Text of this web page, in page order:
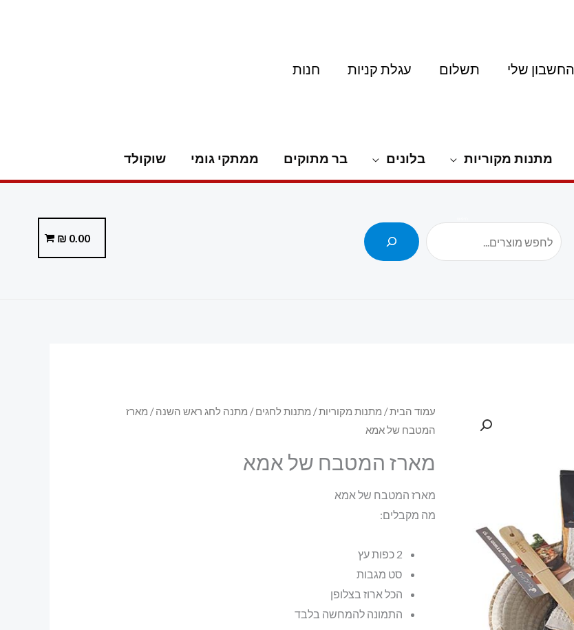
החשבון שלי תשלום עגלת קניות חנות
מתנות מקוריות בלונים בר מתוקים ממתקי גומי שוקולד
0.00
₪
עמוד הבית/ מתנות מקוריות/ מתנות לחגים/ מתנה לחג ראש השנה/ מארז
המטבח של אמא
מארז המטבח של אמא
מארז המטבח של אמא
מה מקבלים:
2 כפות עץ
סט מגבות
הכל ארוז בצלופן
התמונה להמחשה בלבד